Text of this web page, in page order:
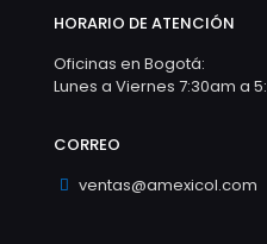
HORARIO DE ATENCIÓN
Oficinas en Bogotá:
Lunes a Viernes 7:30am a
CORREO
ventas@amexicol.com